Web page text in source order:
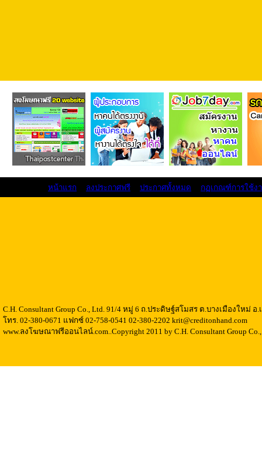
หน้าแรก ลงประกาศฟรี ประกาศทั้งหมด กฏเกณฑ์การใช้ง
C.H. Consultant Group Co., Ltd. 91/4 หมู่ 6 ถ.ประดิษฐ์สโมสร ต.บางเมืองใหม่ อ
โทร. 02-380-0671 แฟกซ์ 02-758-0541 02-380-2202 krit@creditonhand.com
www.ลงโฆษณาฟรีออนไลน์.com..Copyright 2011 by C.H. Consultant Group